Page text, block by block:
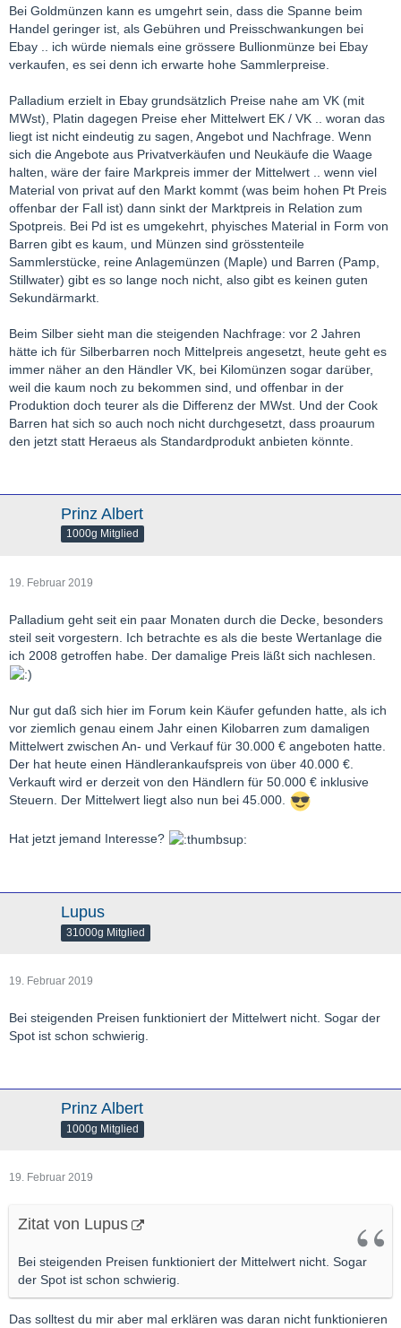
Bei Goldmünzen kann es umgehrt sein, dass die Spanne beim
Handel geringer ist, als Gebühren und Preisschwankungen bei
Ebay .. ich würde niemals eine grössere Bullionmünze bei Ebay
verkaufen, es sei denn ich erwarte hohe Sammlerpreise.
Palladium erzielt in Ebay grundsätzlich Preise nahe am VK (mit
MWst), Platin dagegen Preise eher Mittelwert EK / VK .. woran das
liegt ist nicht eindeutig zu sagen, Angebot und Nachfrage. Wenn
sich die Angebote aus Privatverkäufen und Neukäufe die Waage
halten, wäre der faire Markpreis immer der Mittelwert .. wenn viel
Material von privat auf den Markt kommt (was beim hohen Pt Preis
offenbar der Fall ist) dann sinkt der Marktpreis in Relation zum
Spotpreis. Bei Pd ist es umgekehrt, phyisches Material in Form von
Barren gibt es kaum, und Münzen sind grösstenteile
Sammlerstücke, reine Anlagemünzen (Maple) und Barren (Pamp,
Stillwater) gibt es so lange noch nicht, also gibt es keinen guten
Sekundärmarkt.
Beim Silber sieht man die steigenden Nachfrage: vor 2 Jahren
hätte ich für Silberbarren noch Mittelpreis angesetzt, heute geht es
immer näher an den Händler VK, bei Kilomünzen sogar darüber,
weil die kaum noch zu bekommen sind, und offenbar in der
Produktion doch teurer als die Differenz der MWst. Und der Cook
Barren hat sich so auch noch nicht durchgesetzt, dass proaurum
den jetzt statt Heraeus als Standardprodukt anbieten könnte.
Prinz Albert
1000g Mitglied
19. Februar 2019
Palladium geht seit ein paar Monaten durch die Decke, besonders
steil seit vorgestern. Ich betrachte es als die beste Wertanlage die
ich 2008 getroffen habe. Der damalige Preis läßt sich nachlesen.
Nur gut daß sich hier im Forum kein Käufer gefunden hatte, als ich
vor ziemlich genau einem Jahr einen Kilobarren zum damaligen
Mittelwert zwischen An- und Verkauf für 30.000 € angeboten hatte.
Der hat heute einen Händlerankaufspreis von über 40.000 €.
Verkauft wird er derzeit von den Händlern für 50.000 € inklusive
Steuern. Der Mittelwert liegt also nun bei 45.000.
Hat jetzt jemand Interesse?
Lupus
31000g Mitglied
19. Februar 2019
Bei steigenden Preisen funktioniert der Mittelwert nicht. Sogar der
Spot ist schon schwierig.
Prinz Albert
1000g Mitglied
19. Februar 2019
Zitat von Lupus
Bei steigenden Preisen funktioniert der Mittelwert nicht. Sogar
der Spot ist schon schwierig.
Das solltest du mir aber mal erklären was daran nicht funktionieren